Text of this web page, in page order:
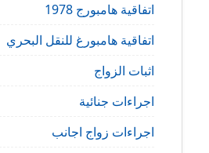
اتفاقية هامبورج 1978
اتفاقية هامبورغ للنقل البحري
اثبات الزواج
اجراءات جنائية
اجراءات زواج اجانب